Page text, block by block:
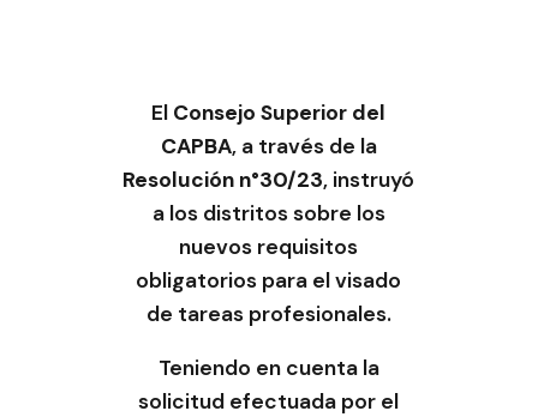
El Consejo Superior del
CAPBA, a través de la
Resolución n°30/23, instruyó
a los distritos sobre los
nuevos requisitos
obligatorios para el visado
de tareas profesionales.
Teniendo en cuenta la
solicitud efectuada por el